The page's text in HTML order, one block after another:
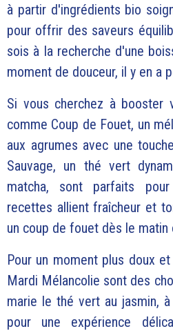
à partir d'ingrédients bio
pour offrir des saveurs
sois à la recherche d'une
moment de douceur, il y en a
Si vous cherchez à booster
comme Coup de Fouet, un
aux agrumes avec une
Sauvage, un thé vert
matcha, sont parfaits
recettes allient fraîcheur et
un coup de fouet dès le matin
Pour un moment plus doux
Mardi Mélancolie sont des
marie le thé vert au jasmin,
pour une expérience